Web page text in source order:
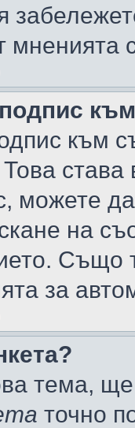
мненията
към
Това
можете
на
Също
за
тема,
точно